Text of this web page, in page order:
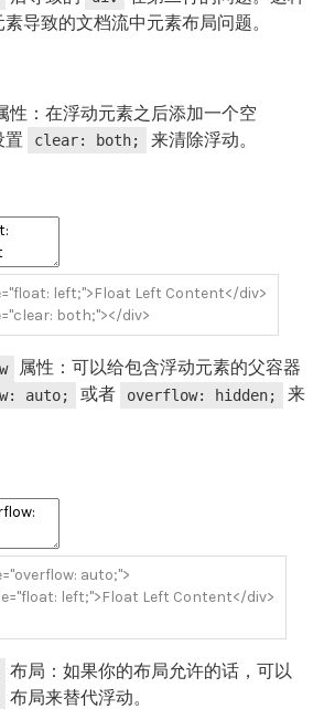
导致的文档流中元素布局问题。
性：在浮动元素之后添加一个空
置 clear: both; 来清除浮动。
="float: left;">Float Left Content</div>
="clear: both;"></div>
属性：可以给包含浮动元素的父容器
auto; 或者 overflow: hidden;
来
="overflow: auto;">
="float: left;">Float Left Content</div>
布局：如果你的布局允许的话，可以
布局来替代浮动。